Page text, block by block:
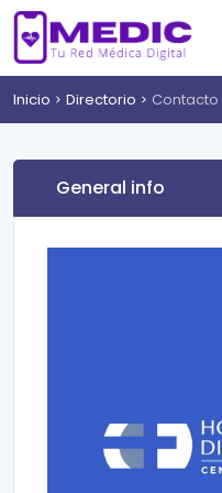
Inicio Directorio Contacto
General info